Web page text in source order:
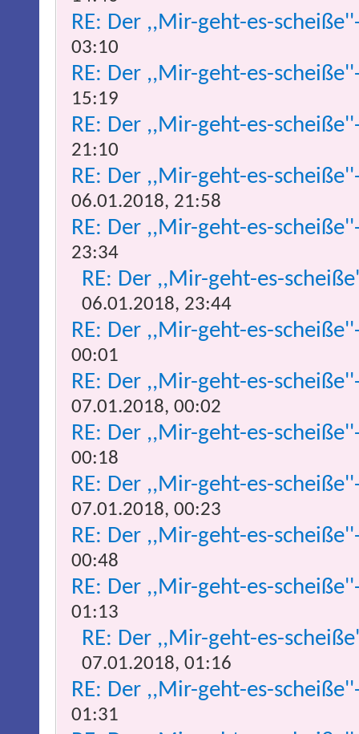
RE: Der ,,Mir-geht-es-
03:10
RE: Der ,,Mir-geht-es-
15:19
RE: Der ,,Mir-geht-es-
21:10
RE: Der ,,Mir-geht-es-
06.01.2018, 21:58
RE: Der ,,Mir-geht-es-
23:34
RE: Der ,,Mir-geht-es-
06.01.2018, 23:44
RE: Der ,,Mir-geht-es-
00:01
RE: Der ,,Mir-geht-es-
07.01.2018, 00:02
RE: Der ,,Mir-geht-es-
00:18
RE: Der ,,Mir-geht-es-
07.01.2018, 00:23
RE: Der ,,Mir-geht-es-
00:48
RE: Der ,,Mir-geht-es-
01:13
RE: Der ,,Mir-geht-es-
07.01.2018, 01:16
RE: Der ,,Mir-geht-es-
01:31